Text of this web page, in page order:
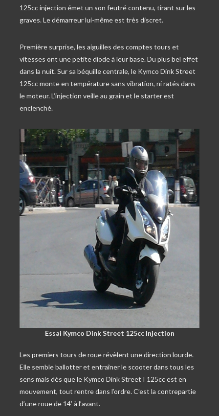
125cc injection émet un son feutré contenu, tirant sur les
graves. Le démarreur lui-même est très discret.
Première surprise, les aiguilles des comptes tours et
vitesses ont une petite diode à leur base. Du plus bel effet
dans la nuit. Sur sa béquille centrale, le Kymco Dink Street
125cc monte en température sans vibration, ni ratés dans
le moteur. L’injection veille au grain et le starter est
enclenché.
Essai Kymco Dink Street 125cc Injection
Les premiers tours de roue révèlent une direction lourde.
Elle semble ballotter et entraîner le scooter dans tous les
sens mais dès que le Kymco Dink Street I 125cc est en
mouvement, tout rentre dans l’ordre. C’est la contrepartie
d’une roue de 14’ à l’avant.